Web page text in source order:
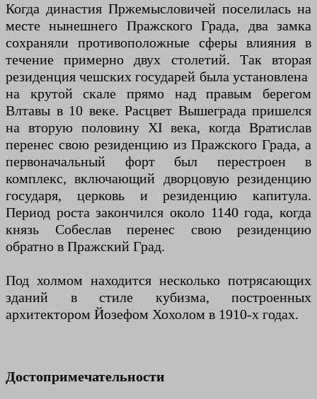
Когда династия Пржемысловичей поселилась на
месте нынешнего Пражского Града, два замка
сохраняли противоположные сферы влияния в
течение примерно двух столетий. Так вторая
резиденция чешских государей была установлена ​​
на крутой скале прямо над правым берегом
Влтавы в 10 веке. Расцвет Вышеграда пришелся
на вторую половину XI века, когда Вратислав
перенес свою резиденцию из Пражского Града, а
первоначальный форт был перестроен в
комплекс, включающий дворцовую резиденцию
государя, церковь и резиденцию капитула.
Период роста закончился около 1140 года, когда
князь Собеслав перенес свою резиденцию
обратно в Пражский Град.
Под холмом находится несколько потрясающих
зданий в стиле кубизма, построенных
архитектором Йозефом Хохолом в 1910-х годах.
Достопримечательности